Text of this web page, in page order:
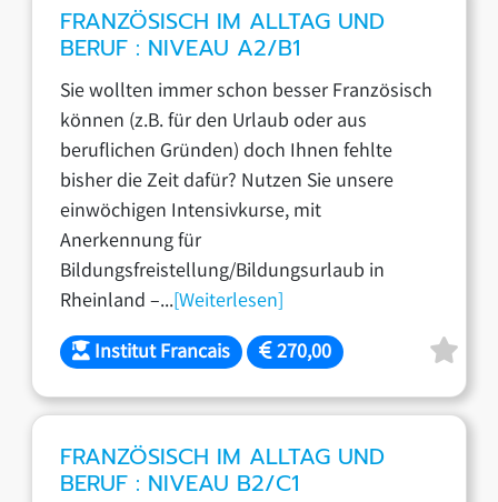
FRANZÖSISCH IM ALLTAG UND
BERUF : NIVEAU A2/B1
Sie wollten immer schon besser Französisch
können (z.B. für den Urlaub oder aus
beruflichen Gründen) doch Ihnen fehlte
bisher die Zeit dafür? Nutzen Sie unsere
einwöchigen Intensivkurse, mit
Anerkennung für
Bildungsfreistellung/Bildungsurlaub in
Rheinland –...[Weiterlesen]
Institut Francais
270,00
FRANZÖSISCH IM ALLTAG UND
BERUF : NIVEAU B2/C1